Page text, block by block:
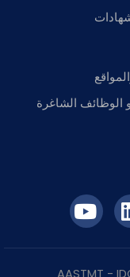
الوظائف الشاغرة
- AASTMT